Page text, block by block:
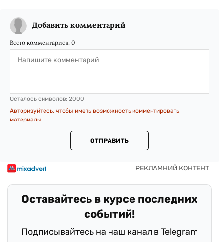
Добавить комментарий
Всего комментариев: 0
Осталось символов: 2000
Авторизуйтесь, чтобы иметь возможность комментировать
материалы
ОТПРАВИТЬ
Оставайтесь в курсе последних
событий!
Подписывайтесь на наш канал в Telegram